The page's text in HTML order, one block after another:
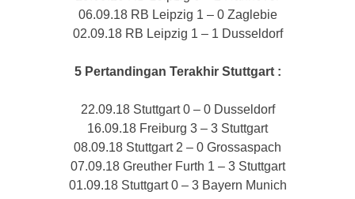
06.09.18 RB Leipzig 1 – 0 Zaglebie
02.09.18 RB Leipzig 1 – 1 Dusseldorf
5 Pertandingan Terakhir Stuttgart:
22.09.18 Stuttgart 0 – 0 Dusseldorf
16.09.18 Freiburg 3 – 3 Stuttgart
08.09.18 Stuttgart 2 – 0 Grossaspach
07.09.18 Greuther Furth 1 – 3 Stuttgart
01.09.18 Stuttgart 0 – 3 Bayern Munich